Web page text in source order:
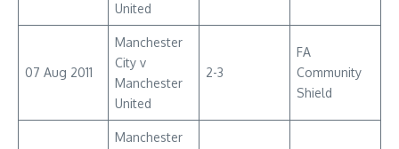
United
07 Aug 2011
Manchester
City v
Manchester
United
2-3
FA
Community
Shield
Manchester